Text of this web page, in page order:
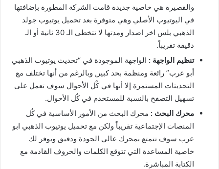
والقصيرة هي خاصية جديدة قامت الشركة المطورة بإضافتها
في اليوتيوب الأصلي وهي متوفرة بعد تحميل يوتيوب جولد
الذهبي بلس اخر اصدار ومدتها لا تتخطى الـ 30 ثانية أو الـ
دقيقة تقريباً.
تنظيم الواجهة : الواجهة الموجودة في “تحديث يوتيوب الذهبي
أبو عرب” رائعة ومنظمة بحد كبير, وبالرغم من أنها تختلف مع
التحديثات المستمرة إلا أنها في كٌل الأحوال سوف تعمل على
تسهيل التصفح بالنسبة للمستخدم في كٌل الأحوال.
محرك البحث : محرك البحث من الأمور الأساسية في كُل
المنصات الإجتماعية تقريباً ولكن مع تحميل يوتيوب الذهبي ابو
عرب سوف تتمتع بمحرك عالي الجودة ودقيق ويوفر لك
خاصية المساعدة التي تتوقع الكلمات والحروف القادمة مع
الكتابة المباشرة.